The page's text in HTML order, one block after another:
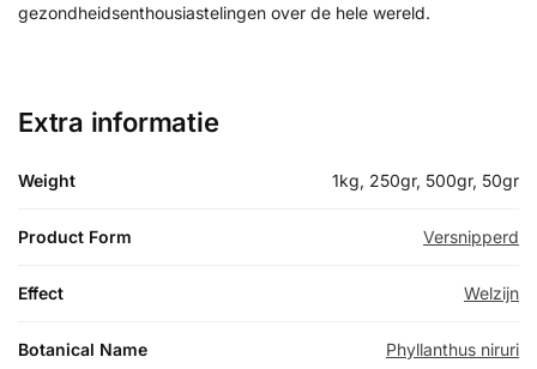
gezondheidsenthousiastelingen over de hele wereld.
Extra informatie
Weight 1kg, 250gr, 500gr, 50gr
Product Form Versnipperd
Effect Welzijn
Botanical Name Phyllanthus niruri